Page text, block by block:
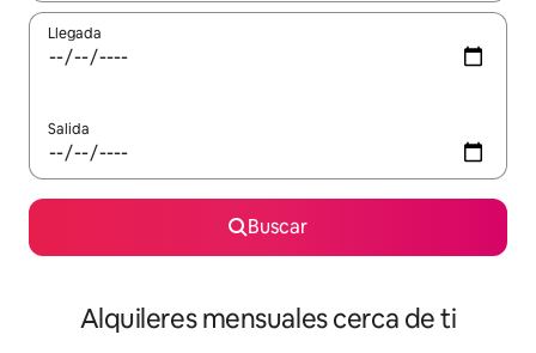
Llegada
Salida
Buscar
Alquileres mensuales cerca de ti